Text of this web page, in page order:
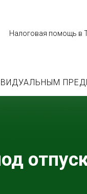
Налоговая помощь в